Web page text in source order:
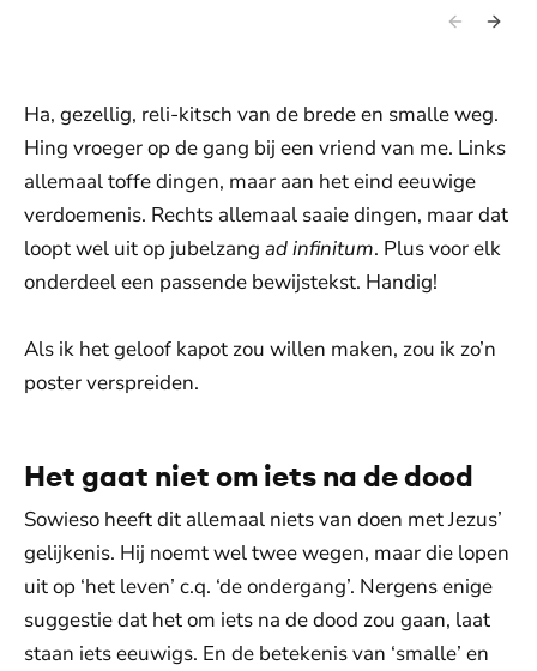
Ha, gezellig, reli-kitsch van de brede en smalle weg.
Hing vroeger op de gang bij een vriend van me. Links
allemaal toffe dingen, maar aan het eind eeuwige
verdoemenis. Rechts allemaal saaie dingen, maar dat
loopt wel uit op jubelzang ad infinitum. Plus voor elk
onderdeel een passende bewijstekst. Handig!
Als ik het geloof kapot zou willen maken, zou ik zo’n
poster verspreiden.
Het gaat niet om iets na de dood
Sowieso heeft dit allemaal niets van doen met Jezus’
gelijkenis. Hij noemt wel twee wegen, maar die lopen
uit op ‘het leven’ c.q. ‘de ondergang’. Nergens enige
suggestie dat het om iets na de dood zou gaan, laat
staan iets eeuwigs. En de betekenis van ‘smalle’ en